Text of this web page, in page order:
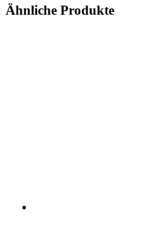
Ähnliche Produkte